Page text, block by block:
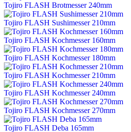
Tojiro FLASH Brotmesser 240mm
Tojiro FLASH Sushimesser 210mm
Tojiro FLASH Kochmesser 160mm
Tojiro FLASH Kochmesser 180mm
Tojiro FLASH Kochmesser 210mm
Tojiro FLASH Kochmesser 240mm
Tojiro FLASH Kochmesser 270mm
Tojiro FLASH Deba 165mm